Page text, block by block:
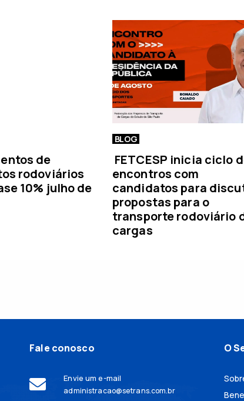
c
i
a
de
rodoviários
10% julho de
BLOG
FETCESP inicia ciclo
encontros com
candidatos para
propostas para o
transporte rodoviário
cargas
Fale conosco
Envie um e-mail
administracao@setrans.com.br
O